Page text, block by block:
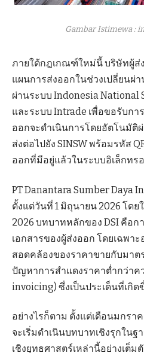
Gambar Istimewa :
ภายใต้กฎเกณฑ์ใหม่นี้ บริษัทผู้ส่
แผนการส่งออกในช่วงเปลี่ยนผ่า
ผ่านระบบ Indonesia National
และระบบ Intrade เพื่อขอรับก
ออกจะดำเนินการโดยอัตโนมัติผ่
ส่งต่อไปยัง SINSW พร้อมรหัส
ออกที่มีอยู่แล้วในระบบอิเล็กทร
PT Danantara Sumber Daya
ตั้งแต่วันที่ 1 มิถุนายน 2026 โด
2026 บทบาทหลักของ DSI คือ
เอกสารของผู้ส่งออก โดยเฉพา
สอดคล้องของราคาขายกับมาต
ปัญหาการสำแดงราคาต่ำกว่าค
invoicing) ซึ่งเป็นประเด็นที่เกิ
อย่างไรก็ตาม ตั้งแต่เดือนมกราค
จะเริ่มดำเนินบทบาทเชิงรุกใ
เชิงยุทธศาสตร์เหล่านี้อย่างเต็ม